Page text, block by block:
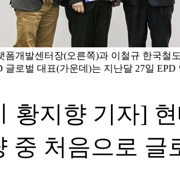
폼개발센터장(오른쪽)과 이철규 한국철
글로벌 대표(가운데)는 지난달 27일
황지향 기자]
중 처음으로 글